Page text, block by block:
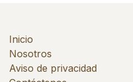
Inicio
Nosotros
Aviso de privacidad